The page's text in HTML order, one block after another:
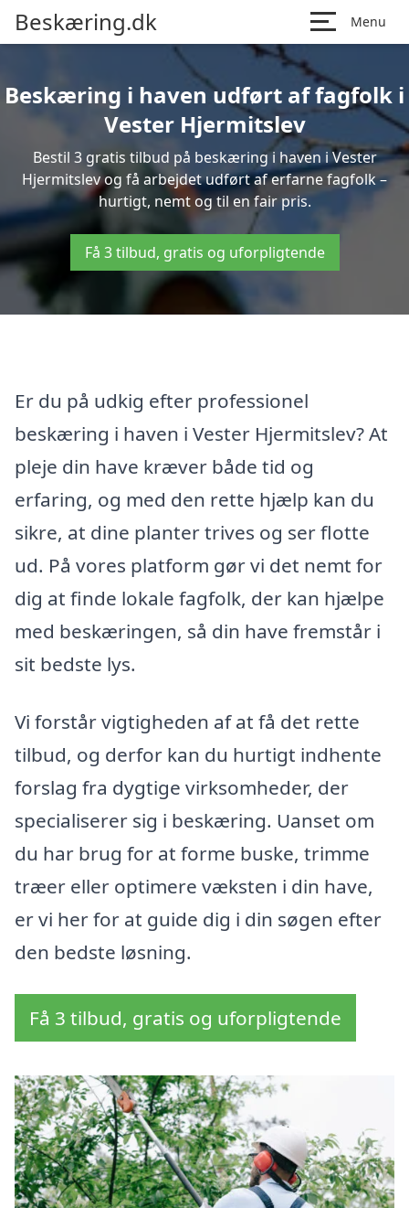
Beskæring.dk Menu
Beskæring i haven udført af fagfolk i
Vester Hjermitslev
Bestil 3 gratis tilbud på beskæring i haven i Vester
Hjermitslev og få arbejdet udført af erfarne fagfolk –
hurtigt, nemt og til en fair pris.
Få 3 tilbud, gratis og uforpligtende
Er du på udkig efter professionel
beskæring i haven i Vester Hjermitslev? At
pleje din have kræver både tid og
erfaring, og med den rette hjælp kan du
sikre, at dine planter trives og ser flotte
ud. På vores platform gør vi det nemt for
dig at finde lokale fagfolk, der kan hjælpe
med beskæringen, så din have fremstår i
sit bedste lys.
Vi forstår vigtigheden af at få det rette
tilbud, og derfor kan du hurtigt indhente
forslag fra dygtige virksomheder, der
specialiserer sig i beskæring. Uanset om
du har brug for at forme buske, trimme
træer eller optimere væksten i din have,
er vi her for at guide dig i din søgen efter
den bedste løsning.
Få 3 tilbud, gratis og uforpligtende